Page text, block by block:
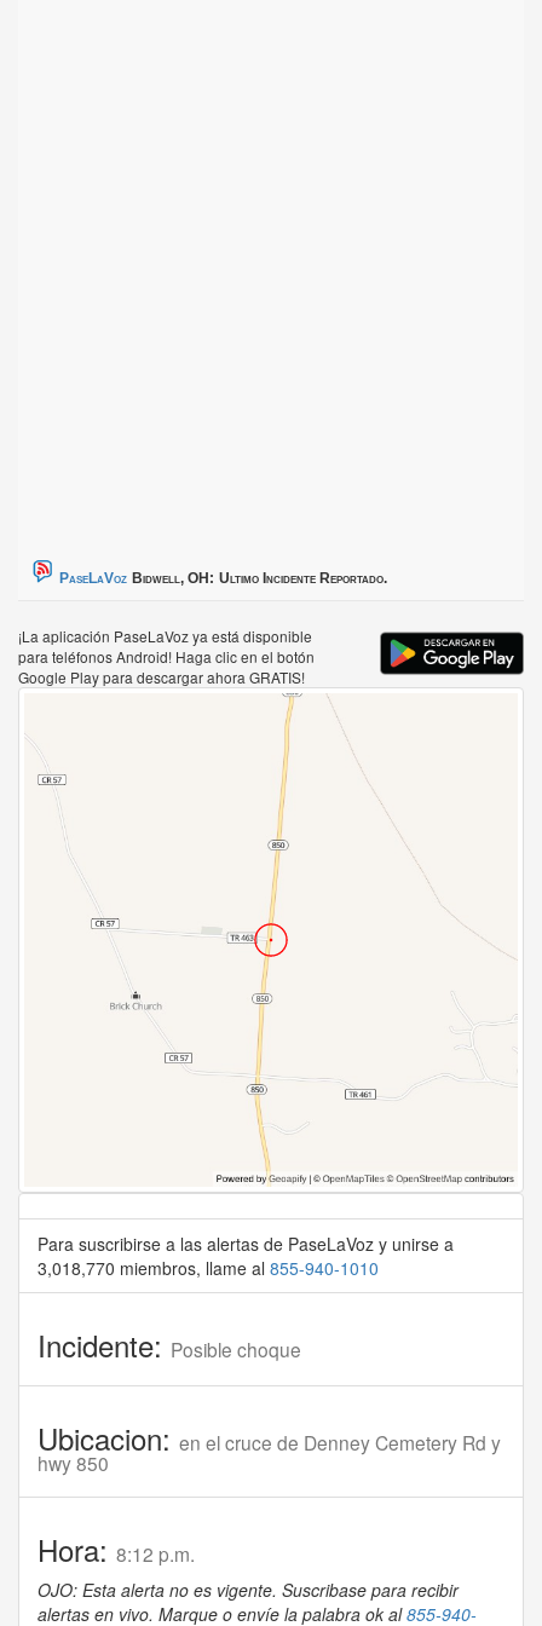
PaseLaVoz Bidwell, OH: Ultimo Incidente Reportado.
¡La aplicación PaseLaVoz ya está disponible
para teléfonos Android! Haga clic en el botón
Google Play para descargar ahora GRATIS!
Para suscribirse a las alertas de PaseLaVoz y unirse a
3,018,770 miembros, llame al 855-940-1010
Incidente: Posible choque
Ubicacion: en el cruce de Denney Cemetery Rd y
hwy 850
Hora: 8:12 p.m.
OJO: Esta alerta no es vigente. Suscribase para recibir
alertas en vivo. Marque o envíe la palabra ok al855-940-